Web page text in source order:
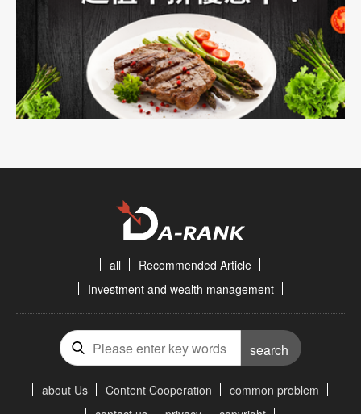
all
Recommended Article
Investment and wealth management
search
about Us Content Cooperation
common problem